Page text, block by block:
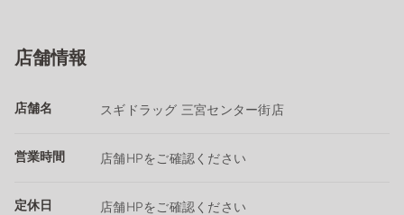
店舗情報
店舗名 スギドラッグ 三宮センター街店
営業時間 店舗HPをご確認ください
定休日 店舗HPをご確認ください